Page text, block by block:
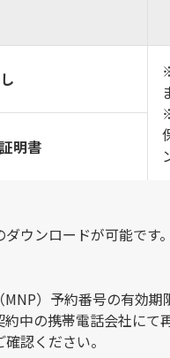
明書
ウンロードが可能です
）予約番号の有効
中の携帯電話会社にて
確認ください。